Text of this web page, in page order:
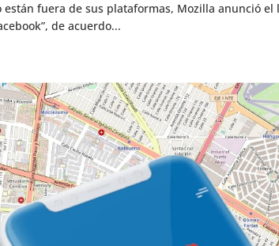
fuera de sus plataformas, Mozilla anunció el
de acuerdo...